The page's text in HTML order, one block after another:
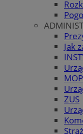
Jak
ZUS
suid